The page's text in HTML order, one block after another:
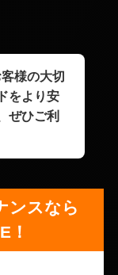
様の大切
をより安
ぜひご利
ンスなら
！